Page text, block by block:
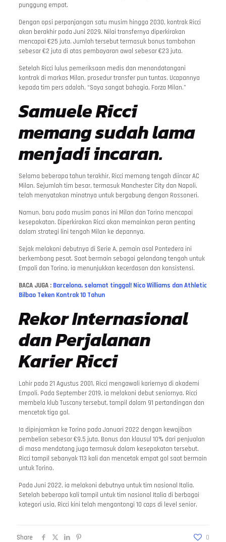
punggung empat.
Dengan opsi perpanjangan satu musim hingga 2030, kontrak Ricci
akan berakhir pada Juni 2029. Nilai transfernya diperkirakan
mencapai €25 juta. Jumlah tersebut termasuk bonus tambahan
sebesar €2 juta di atas pembayaran awal sebesar €23 juta.
Setelah Ricci lulus pemeriksaan medis dan menandatangani
kontrak di markas Milan, prosedur transfer pun tuntas. Ucapannya
kepada tim pers adalah, “Saya sangat bahagia, Forza Milan.”
Samuele Ricci
memang sudah lama
menjadi incaran.
Selama beberapa tahun terakhir, Ricci memang tengah diincar AC
Milan. Sejumlah tim besar, termasuk Manchester City dan Napoli,
telah menyatakan minatnya untuk bergabung dengan Rossoneri.
Namun, baru pada musim panas ini Milan dan Torino mencapai
kesepakatan. Diperkirakan Ricci akan memainkan peran penting
dalam strategi lini tengah Milan ke depannya.
Sejak melakoni debutnya di Serie A, pemain asal Pontedera ini
berkembang pesat. Saat bermain sebagai gelandang tengah untuk
Empoli dan Torino, ia menunjukkan kecerdasan dan konsistensi.
BACA JUGA : Barcelona, ​​selamat tinggal! Nico Williams dan Athletic
Bilbao Teken Kontrak 10 Tahun
Rekor Internasional
dan Perjalanan
Karier Ricci
Lahir pada 21 Agustus 2001, Ricci mengawali kariernya di akademi
Empoli. Pada September 2019, ia melakoni debut seniornya. Ricci
membela klub Tuscany tersebut, tampil dalam 91 pertandingan dan
mencetak tiga gol.
Ia dipinjamkan ke Torino pada Januari 2022 dengan kewajiban
pembelian sebesar €9,5 juta. Bonus dan klausul 10% dari penjualan
di masa mendatang juga termasuk dalam kesepakatan tersebut.
Ricci tampil sebanyak 113 kali dan mencetak empat gol saat bermain
untuk Torino.
Pada Juni 2022, ia melakoni debutnya untuk tim nasional Italia.
Setelah beberapa kali tampil untuk tim nasional Italia di berbagai
kategori usia, Ricci kini telah mengantongi 10 caps di level senior.
Share 0